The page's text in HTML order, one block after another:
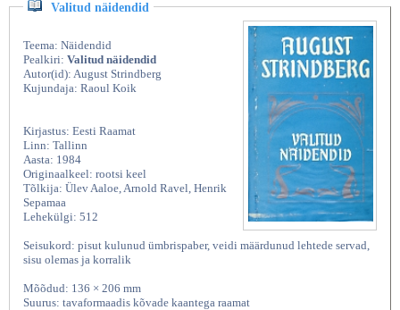
Valitud näidendid
Teema: Näidendid
Pealkiri: Valitud näidendid
Autor(id): August Strindberg
Kujundaja: Raoul Koik
Kirjastus: Eesti Raamat
Linn: Tallinn
Aasta: 1984
Originaalkeel: rootsi keel
Tõlkija: Ülev Aaloe, Arnold Ravel, Henrik
Sepamaa
Lehekülgi: 512
Seisukord: pisut kulunud ümbrispaber, veidi määrdunud lehtede servad,
sisu olemas ja korralik
Mõõdud: 136 × 206 mm
Suurus: tavaformaadis kõvade kaantega raamat